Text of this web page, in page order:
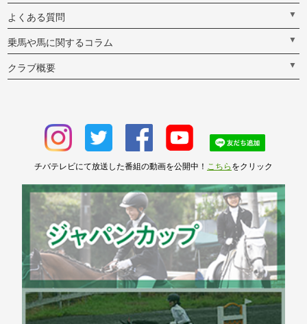
よくある質問 ▼
乗馬や馬に関するコラム ▼
クラブ概要 ▼
チバテレビにて放送した番組の動画を公開中！ こちら をクリック